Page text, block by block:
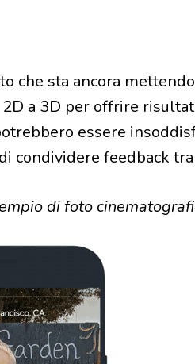
che sta ancora
a 3D per offrire
essere
condividere feedback
di foto